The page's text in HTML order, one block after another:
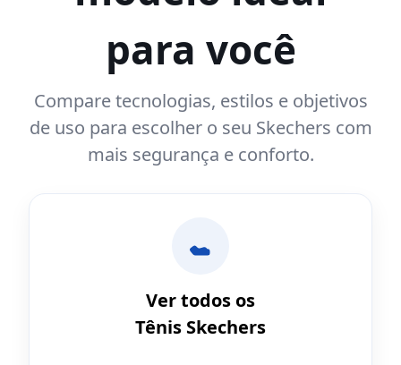
para você
Compare tecnologias, estilos e objetivos
de uso para escolher o seu Skechers com
mais segurança e conforto.
Ver todos os
Tênis Skechers